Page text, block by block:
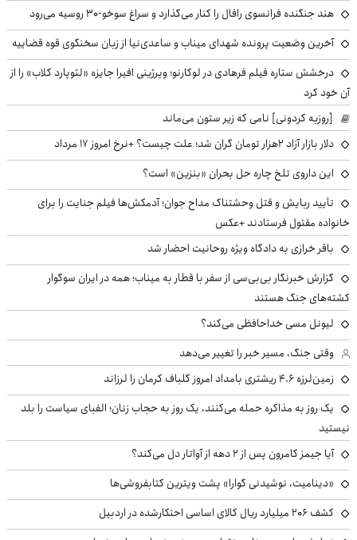
هند جنگنده فرانسوی رافال را کنار می‌گذارد و سراغ سوخو-30 روسیه می‌رود
آخرین وضعیت پرونده شهدای میناب و ساعدی‌نیا از زبان سخنگوی قوه قضاییه
درخشش ستاره فیلم فرهادی در لوکارنو؛ ویرژینی افیرا جایزه «لئوپارد کلاب» را از
آن خود کرد
[روزبه کردونی] نامی که زیر ستون می‌ماند
دلار بازار آزاد ۲هزار تومان گران شد؛ علت چیست؟ +نرخ امروز ۱۷ مرداد
این داروی تلخ چاره حل بحران «بنزین» است؟
تأیید ربایش و قتل وحشتناک مداح جوان؛ آدمکش‌ها فیلم جنایت را برای
خانواده مقتول فرستادند +عکس
باقر خرازی به دادگاه ویژه روحانیت احضار شد
گزارش خبرنگار بی‌بی‌سی از سفر با قطار به میناب؛ همه در ایران سوگوار
کشته‌های جنگ هستند
لیونل مسی خداحافظی می‌کند؟
وقتی جنگ، مسیر خبر را تغییر می‌دهد
زمین‌لرزه ۴.۶ ریشتری بامداد امروز گلباف کرمان را لرزاند
یک روز به مذاکره حمله می‌کنند، یک روز به حجاب زنان؛ الفبای سیاست را بلد
نیستید
آیا جیمز کامرون پس از ۲ دهه از آواتار دل می‌کند؟
«دینامیت، نوشیدنی گوارا» پشت ویترین کتابفروشی‌ها
کشف ۲۰۶ میلیارد ریال کالای اساسی احتکارشده در اردبیل